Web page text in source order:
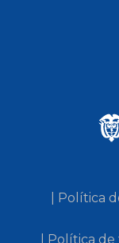
| Política
| Política